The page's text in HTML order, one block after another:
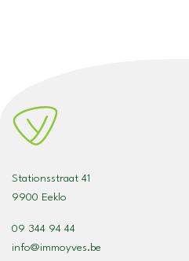
Stationsstraat 41
9900 Eeklo
09 344 94 44
info@immoyves.be